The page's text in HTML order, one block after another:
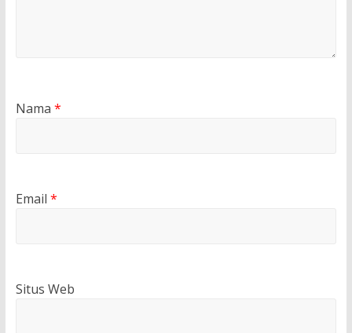
Nama *
Email *
Situs Web